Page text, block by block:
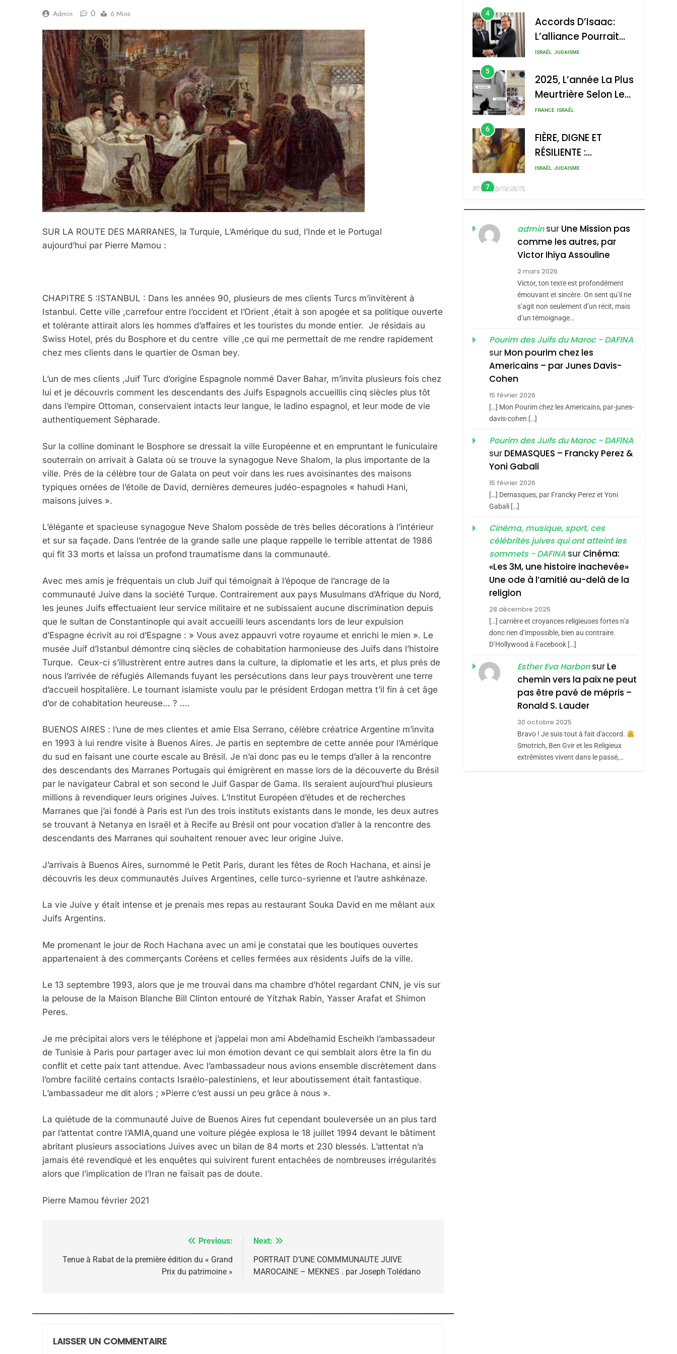
Admin 0 6 Mins
SUR LA ROUTE DES MARRANES, la Turquie, L’Amérique du sud, l’Inde et le Portugal
aujourd’hui par Pierre Mamou :
CHAPITRE 5 :ISTANBUL : Dans les années 90, plusieurs de mes clients Turcs m’invitèrent à
Istanbul. Cette ville ,carrefour entre l’occident et l’Orient ,était à son apogée et sa politique ouverte
et tolérante attirait alors les hommes d’affaires et les touristes du monde entier. Je résidais au
Swiss Hotel​, prés du Bosphore et du centre ville ,ce qui me permettait de me rendre rapidement
chez mes clients dans le quartier de Osman bey.
L’un de mes clients ,Juif Turc d’origine Espagnole nommé Daver Bahar​, m’invita plusieurs fois chez
lui et je découvris comment les descendants des Juifs Espagnols accueillis cinq siècles plus tôt
dans l’empire Ottoman, conservaient intacts leur langue, le ladino espagnol​, et leur mode de vie
authentiquement Sépharade.
Sur la colline dominant le Bosphore se dressait la ville Européenne et en empruntant le funiculaire
souterrain on arrivait à Galata où se trouve la synagogue Neve Shalom, la plus importante de la
ville. Prés de la célèbre tour de Galata on peut voir dans les rues avoisinantes des maisons
typiques ornées de l’étoile de David, dernières demeures judéo-espagnoles « hahudi Hani,
maisons juives ».
L’élégante et spacieuse synagogue Neve Shalom possède de très belles décorations à l’intérieur
et sur sa façade. Dans l’entrée de la grande salle une plaque rappelle le terrible attentat de 1986
qui fit 33 morts et laissa un profond traumatisme dans la communauté.
Avec mes amis je fréquentais un club Juif qui témoignait à l’époque de l’ancrage de la
communauté Juive dans la société Turque. Contrairement aux pays Musulmans d’Afrique du Nord,
les jeunes Juifs effectuaient leur service militaire et ne subissaient aucune discrimination depuis
que le sultan de Constantinople qui avait accueilli leurs ascendants lors de leur expulsion
d’Espagne écrivit au roi d’Espagne : » Vous avez appauvri votre royaume et enrichi le mien ». Le
musée Juif d’Istanbul démontre cinq siècles de cohabitation harmonieuse des Juifs dans l’histoire
Turque. Ceux-ci s’illustrèrent entre autres dans la culture, la diplomatie et les arts, et plus prés de
nous l’arrivée de réfugiés Allemands fuyant les persécutions dans leur pays trouvèrent une terre
d’accueil hospitalière. Le tournant islamiste voulu par le président Erdogan mettra t’il fin à cet âge
d’or de cohabitation heureuse… ? ….
BUENOS AIRES : l’une de mes clientes et amie Elsa Serrano, célèbre créatrice Argentine m’invita
en 1993 à lui rendre visite à Buenos Aires. Je partis en septembre de cette année pour l’Amérique
du sud en faisant une courte escale au Brésil. Je n’ai donc pas eu le temps d’aller à la rencontre
des descendants des Marranes Portugais qui émigrèrent en masse lors de la découverte du Brésil
par le navigateur Cabral et son second le Juif Gaspar de Gama. Ils seraient aujourd’hui plusieurs
millions à revendiquer leurs origines Juives. L’Institut Européen d’études et de recherches
Marranes que j’ai fondé à Paris est l’un des trois instituts existants dans le monde, les deux autres
se trouvant à Netanya en Israël et à Recife au Brésil ont pour vocation d’aller à la rencontre des
descendants des Marranes qui souhaitent renouer avec leur origine Juive.
J’arrivais à Buenos Aires, surnommé le Petit Paris, durant les fêtes de Roch Hachana, et ainsi je
découvris les deux communautés Juives Argentines, celle turco-syrienne et l’autre ashkénaze.
La vie Juive y était intense et je prenais mes repas au restaurant Souka David en me mêlant aux
Juifs Argentins.
Me promenant le jour de Roch Hachana avec un ami je constatai que les boutiques ouvertes
appartenaient à des commerçants Coréens et celles fermées aux résidents Juifs de la ville.
Le 13 septembre 1993, alors que je me trouvai dans ma chambre d’hôtel regardant CNN, je vis sur
la pelouse de la Maison Blanche Bill Clinton entouré de Yitzhak Rabin, Yasser Arafat et Shimon
Peres.
Je me précipitai alors vers le téléphone et j’appelai mon ami Abdelhamid Escheikh l’ambassadeur
de Tunisie à Paris pour partager avec lui mon émotion devant ce qui semblait alors être la fin du
conflit et cette paix tant attendue. Avec l’ambassadeur nous avions ensemble discrètement dans
l’ombre facilité certains contacts Israélo-palestiniens, et leur aboutissement était fantastique.
L’ambassadeur me dit alors ; »Pierre c’est aussi un peu grâce à nous ».
La quiétude de la communauté Juive de Buenos Aires fut cependant bouleversée un an plus tard
par l’attentat contre l’AMIA,quand une voiture piégée explosa le 18 juillet 1994 devant le bâtiment
abritant plusieurs associations Juives avec un bilan de 84 morts et 230 blessés. L’attentat n’a
jamais été revendiqué et les enquêtes qui suivirent furent entachées de nombreuses irrégularités
alors que l’implication de l’Iran ne faisait pas de doute.
Pierre Mamou février 2021
de
Previous:
Tenue à Rabat de la première édition du « Grand
Prix du patrimoine »
Next:
PORTRAIT D’UNE COMMMUNAUTE JUIVE
MAROCAINE – MEKNES . par Joseph Tolédano
LAISSER UN COMMENTAIRE
4
Accords D’Isaac:
L’alliance Pourrait
S’étendre À 13 Pays
ISRAÉL JUDAISME
5
2025, L’année La Plus
Meurtrière Selon Le
Rapport D’ADL
L’antisémitisme
FRANCE ISRAÉL
6
FIÈRE, DIGNE ET
RÉSILIENTE :
POURQUOI JE
Zrihen-Dvir
ISRAÉL JUDAISME
7
MANQUE – Jacques
Hadida
JUDAISME
Maroc : Les Amandes
De Tafraout, Le Miel
De Tadla Azilal
Consacrés Produits
Du Terroir
DAFINA MAROC
Oeil Ravageur –
Vanessa De Loya
Stauber
CINEMA ISRAÉL
«Tu Dis Génocide, Je
Boy George
3
SOUVENIRS
4
Accords D’Isaac:
S’étendre À 13 Pays
2025, L’année La Plus
Meurtrière Selon Le
Rapport D’ADL
Contre
FRANCE ISRAÉL
6
RÉSILIENTE :
POURQUOI JE
REVENDIQUE MA
JUDAÏTE Par Thérèse
Zrihen-Dvir
ISRAÉL JUDAISME
CE QUI NOUS
MANQUE – Jacques
Hadida
JUDAISME
Maroc : Les Amandes
De Tafraout, Le Miel
De Tadla Azilal
Consacrés Produits
Du Terroir
DAFINA MAROC
adminsur Une Mission pas
comme les autres, par
Victor Ihiya Assouline
2 mars 2026
Victor, ton texte est profondément
émouvant et sincère. On sent qu’il ne
s’agit non seulement d’un récit, mais
d’un témoignage…
Pourim des Juifs du Maroc - DAFINA
sur Mon pourim chez les
Americains – par Junes Davis-
Cohen
15 février 2026
[…] Mon Pourim chez les Americains, par-junes-
davis-cohen […]
Pourim des Juifs du Maroc - DAFINA
sur DEMASQUES – Francky Perez &
Yoni Gabali
15 février 2026
[…] Demasques, par Francky Perez et Yoni
Gabali […]
Cinéma, musique, sport, ces
célébrités juives qui ont atteint les
sommets - DAFINA sur Cinéma:
«Les 3M, une histoire inachevée»
Une ode à l’amitié au-delà de la
religion
28 décembre 2025
[…] carrière et croyances religieuses fortes n’a
donc rien d’impossible, bien au contraire.
D’Hollywood à Facebook […]
Esther Eva Harbonsur Le
chemin vers la paix ne peut
pas être pavé de mépris –
Ronald S. Lauder
30 octobre 2025
Bravo ! Je suis tout à fait d'accord.
Smotrich, Ben Gvir et les Religieux
extrêmistes vivent dans le passé,…
5
2025, L’année La Plus Meurtrière Selon Le Rapport D’ADL Contre L’antisémitisme
6
FIÈRE, DIGNE ET RÉSILIENTE : POURQUOI JE REVENDIQUE MA JUDAÏTE Par Thérèse Zrihen-
7
CE QUI NOUS MANQUE – Jacques Hadida
JUDAISME
Maroc : Les Amandes De Tafraout, Le Miel De Tadla Azilal Consacrés Produits Du